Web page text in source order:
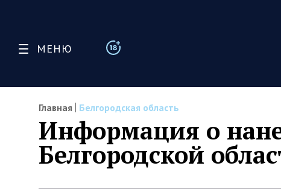
МЕНЮ
Главная Белгородская область
Информация о
Белгородской